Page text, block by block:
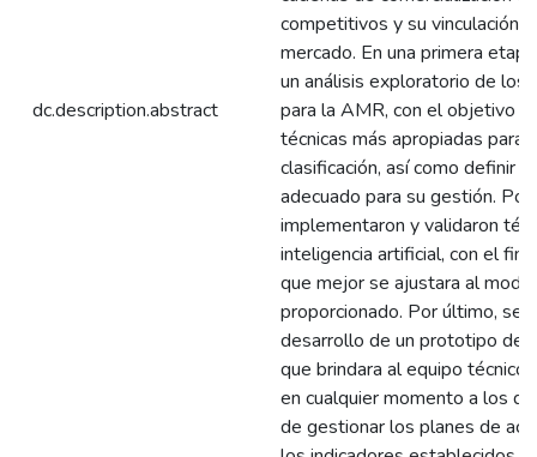
dc.description.abstract
competitivos y su vinculación
mercado. En una primera
un análisis exploratorio de los
para la AMR, con el objetivo
técnicas más apropiadas para
clasificación, así como definir
adecuado para su gestión.
implementaron y validaron
inteligencia artificial, con el fin
que mejor se ajustara al
proporcionado. Por último, se
desarrollo de un prototipo de
que brindara al equipo técnico
en cualquier momento a los
de gestionar los planes de